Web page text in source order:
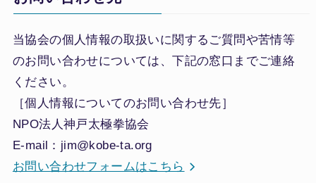
当協会の個人情報の取扱いに関するご質問や苦情等
のお問い合わせについては、下記の窓口までご連絡
ください。
［個人情報についてのお問い合わせ先］
NPO法人神戸太極拳協会
E-mail：jim@kobe-ta.org
お問い合わせフォームはこちら